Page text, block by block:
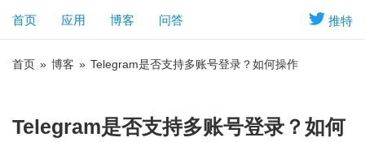
推特
首页 应用 博客 问答
首页 » 博客 » Telegram是否支持多账号登录？如何操作
Telegram是否支持多账号登录？如何